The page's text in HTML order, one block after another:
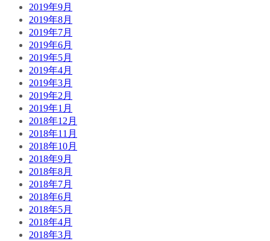
2019年9月
2019年8月
2019年7月
2019年6月
2019年5月
2019年4月
2019年3月
2019年2月
2019年1月
2018年12月
2018年11月
2018年10月
2018年9月
2018年8月
2018年7月
2018年6月
2018年5月
2018年4月
2018年3月